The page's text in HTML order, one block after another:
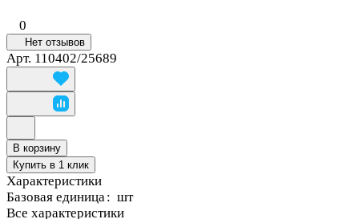
0
Нет отзывов
Арт. 110402/25689
В корзину
Купить в 1 клик
Характеристики
Базовая единица : шт
Все характеристики